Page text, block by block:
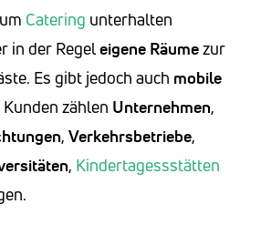
Catering unterhalten
in der Regeleigene Räumezur
Es gibt jedoch auch mobile
Kunden zählen Unternehmen,
, Verkehrsbetriebe,
, Kindertagessstätten